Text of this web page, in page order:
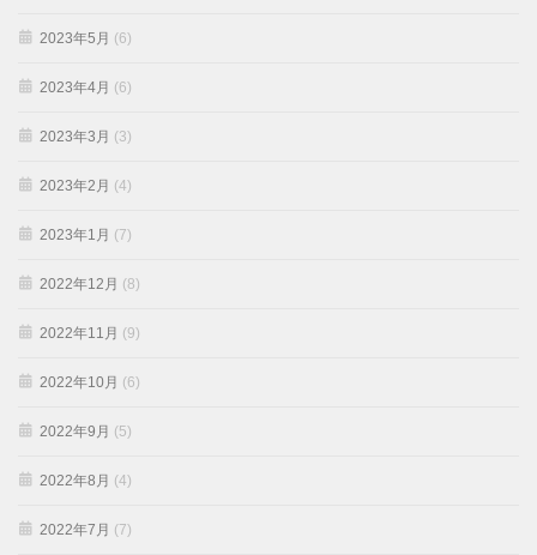
2023年5月 (6)
2023年4月 (6)
2023年3月 (3)
2023年2月 (4)
2023年1月 (7)
2022年12月 (8)
2022年11月 (9)
2022年10月 (6)
2022年9月 (5)
2022年8月 (4)
2022年7月 (7)